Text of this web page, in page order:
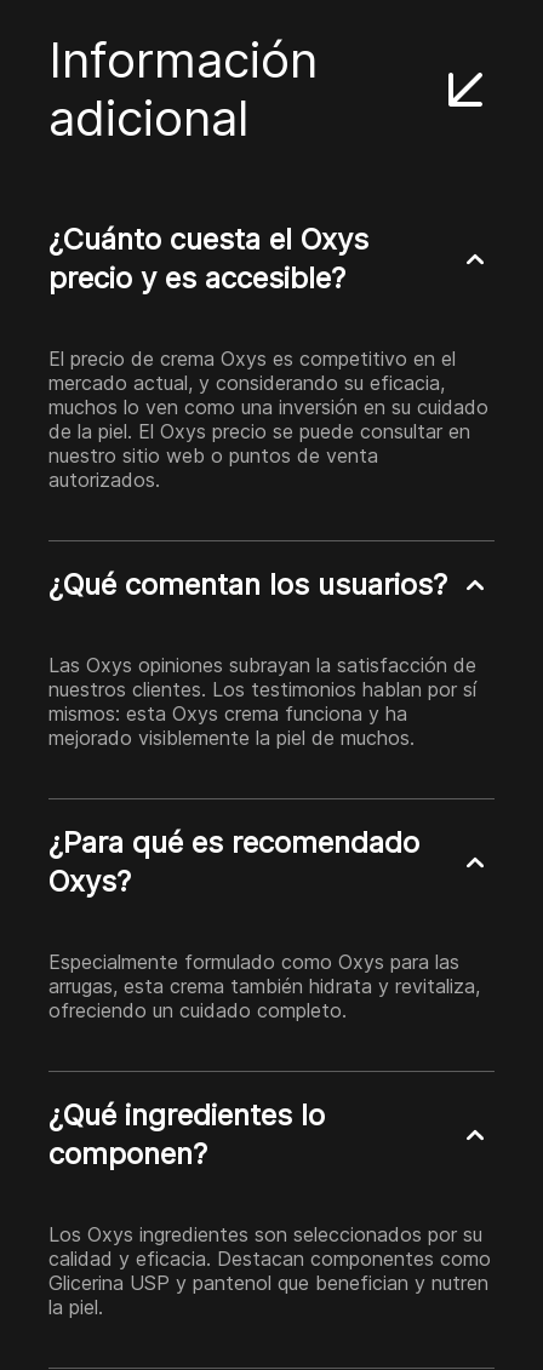
Información
adicional
¿Cuánto cuesta el Oxys
precio y es accesible?
El precio de crema Oxys es competitivo en el
mercado actual, y considerando su eficacia,
muchos lo ven como una inversión en su cuidado
de la piel. El Oxys precio se puede consultar en
nuestro sitio web o puntos de venta
autorizados.
¿Qué comentan los usuarios?
Las Oxys opiniones subrayan la satisfacción de
nuestros clientes. Los testimonios hablan por sí
mismos: esta Oxys crema funciona y ha
mejorado visiblemente la piel de muchos.
¿Para qué es recomendado
Oxys?
Especialmente formulado como Oxys para las
arrugas, esta crema también hidrata y revitaliza,
ofreciendo un cuidado completo.
¿Qué ingredientes lo
componen?
Los Oxys ingredientes son seleccionados por su
calidad y eficacia. Destacan componentes como
Glicerina USP y pantenol que benefician y nutren
la piel.